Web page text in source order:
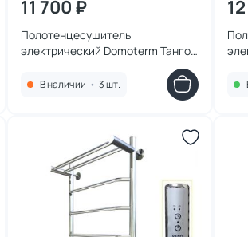
11 700 ₽
Полотенцесушитель
электрический Domoterm Танго
В наличии • 3 шт.